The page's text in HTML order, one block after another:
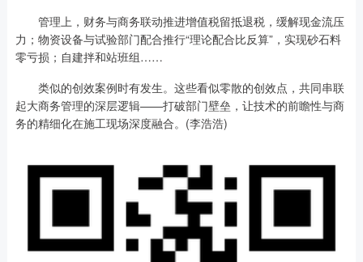
管理上，财务与商务联动推进增值税留抵退税，缓解现金流压
力；物资设备与试验部门配合推行“理论配合比反算”，实现砂石料
零亏损；自建拌和站班组……
类似的创效案例时有发生。这些看似零散的创效点，共同串联
起大商务管理的深层逻辑——打破部门壁垒，让技术的前瞻性与商
务的精细化在施工现场深度融合。(李浩浩)